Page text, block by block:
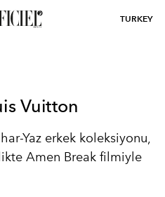
TURKEY
Vuitton
Yaz erkek koleksiyonu,
Amen Break filmiyle